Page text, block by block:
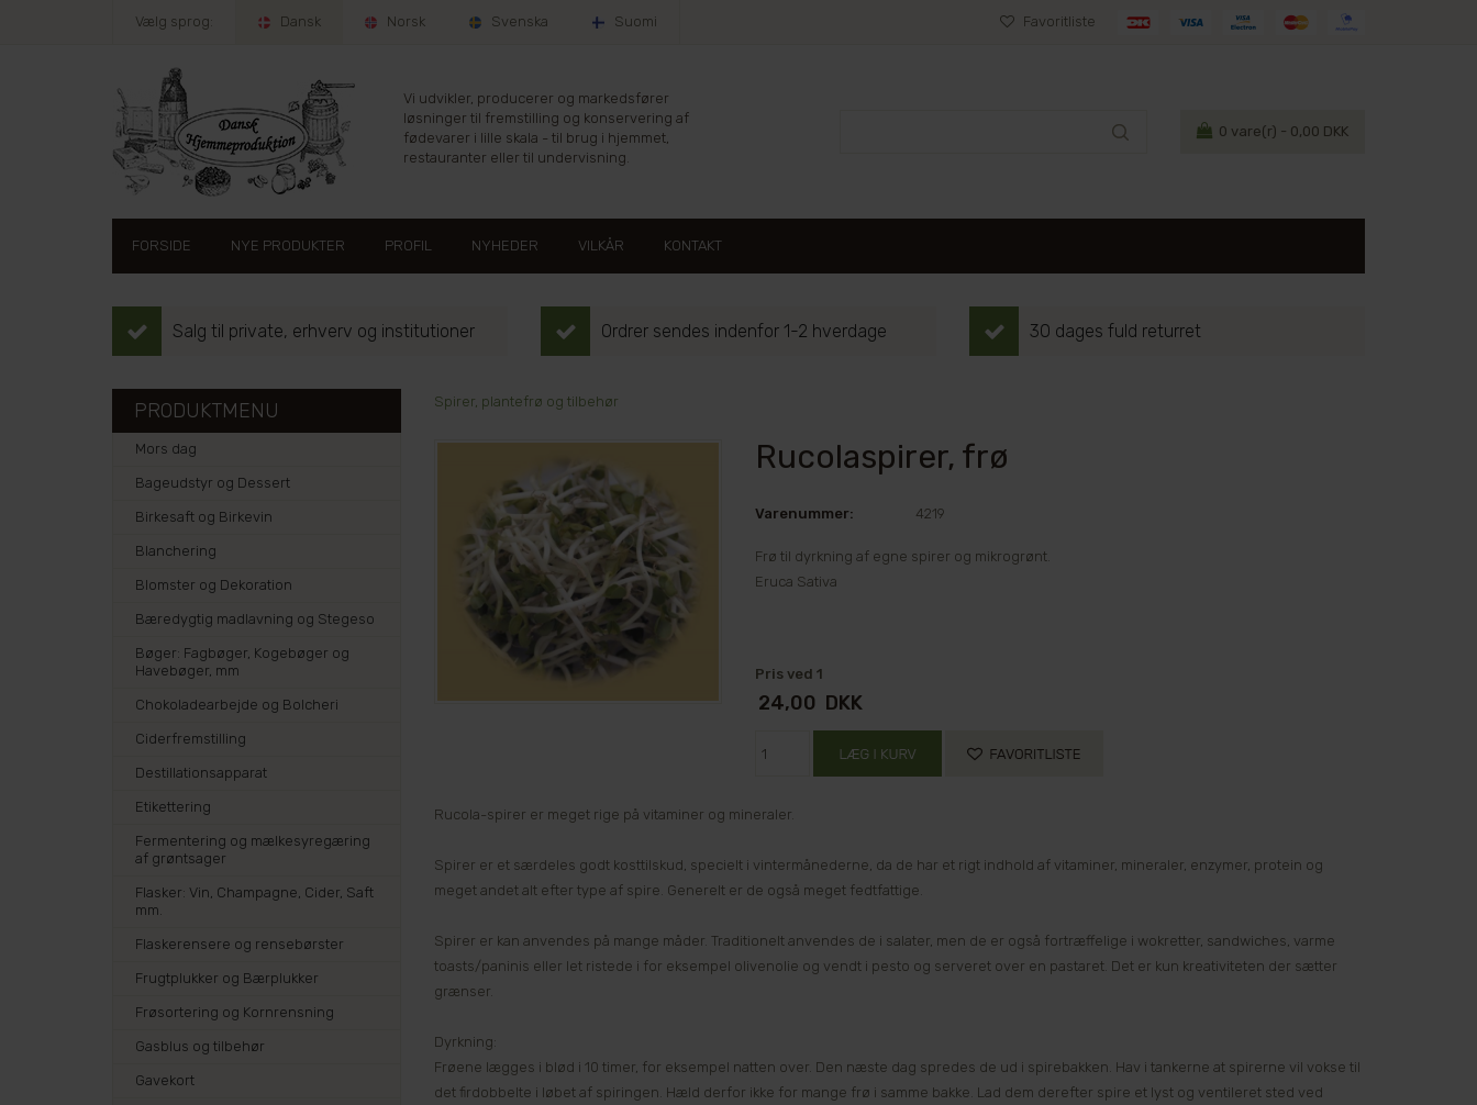
Vælg sprog: Dansk Norsk Svenska Suomi Favoritliste
Vi udvikler, producerer og markedsfører
løsninger til fremstilling og konservering af
fødevarer i lille skala - til brug i hjemmet,
restauranter eller til undervisning.
0 vare(r) - 0,00 DKK
FORSIDE NYE PRODUKTER PROFIL NYHEDER VILKÅR KONTAKT
Salg til private, erhverv og institutioner Ordrer sendes indenfor 1-2 hverdage 30 dages fuld returret
Spirer, plantefrø og tilbehør
Rucolaspirer, frø
Varenummer: 4219
Frø til dyrkning af egne spirer og mikrogrønt.
Eruca Sativa
Pris ved 1
24,00 DKK
Rucola-spirer er meget rige på vitaminer og mineraler.
Spirer er et særdeles godt kosttilskud, specielt i vintermånederne, da de har et rigt indhold af vitaminer, mineraler, enzymer, protein og
meget andet alt efter type af spire. Generelt er de også meget fedtfattige.
Spirer er kan anvendes på mange måder. Traditionelt anvendes de i salater, men de er også fortræffelige i wokretter, sandwiches, varme
toasts/paninis eller let ristede i for eksempel olivenolie og vendt i pesto og serveret over en pastaret. Det er kun kreativiteten der sætter
grænser.
Dyrkning:
Frøene lægges i blød i 10 timer, for eksempel natten over. Den næste dag spredes de ud i spirebakken. Hav i tankerne at spirerne vil vokse til
det firdobbelte i løbet af spiringen. Hæld derfor ikke for mange frø i samme bakke. Lad dem derefter spire et lyst og ventileret sted ved
PRODUKTMENU
Mors dag
Bageudstyr og Dessert
Birkesaft og Birkevin
Blanchering
Blomster og Dekoration
Bæredygtig madlavning og Stegeso
Bøger: Fagbøger, Kogebøger og
Havebøger, mm
Chokoladearbejde og Bolcheri
Ciderfremstilling
Destillationsapparat
Etikettering
Fermentering og mælkesyregæring
af grøntsager
Flasker: Vin, Champagne, Cider, Saft
mm.
Flaskerensere og rensebørster
Frugtplukker og Bærplukker
Frøsortering og Kornrensning
Gasblus og tilbehør
Gavekort